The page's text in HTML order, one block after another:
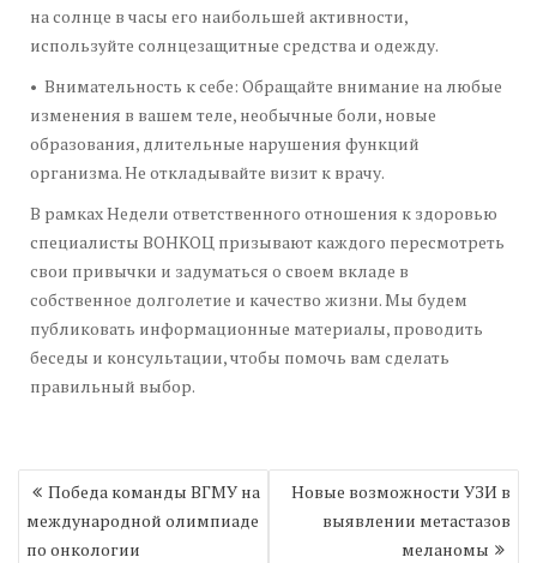
на солнце в часы его наибольшей активности,
используйте солнцезащитные средства и одежду.
• Внимательность к себе: Обращайте внимание на любые
изменения в вашем теле, необычные боли, новые
образования, длительные нарушения функций
организма. Не откладывайте визит к врачу.
В рамках Недели ответственного отношения к здоровью
специалисты ВОНКОЦ призывают каждого пересмотреть
свои привычки и задуматься о своем вкладе в
собственное долголетие и качество жизни. Мы будем
публиковать информационные материалы, проводить
беседы и консультации, чтобы помочь вам сделать
правильный выбор.
Навигация
по
записям
Победа команды ВГМУ на
международной олимпиаде
по онкологии
Новые возможности УЗИ в
выявлении метастазов
меланомы